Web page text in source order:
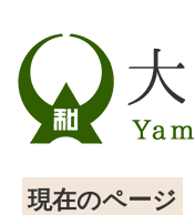
現在のページ